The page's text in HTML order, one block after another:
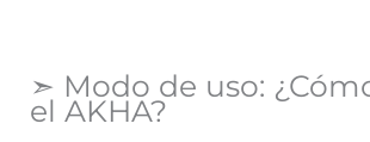
➣ Modo de uso:
el AKHA?